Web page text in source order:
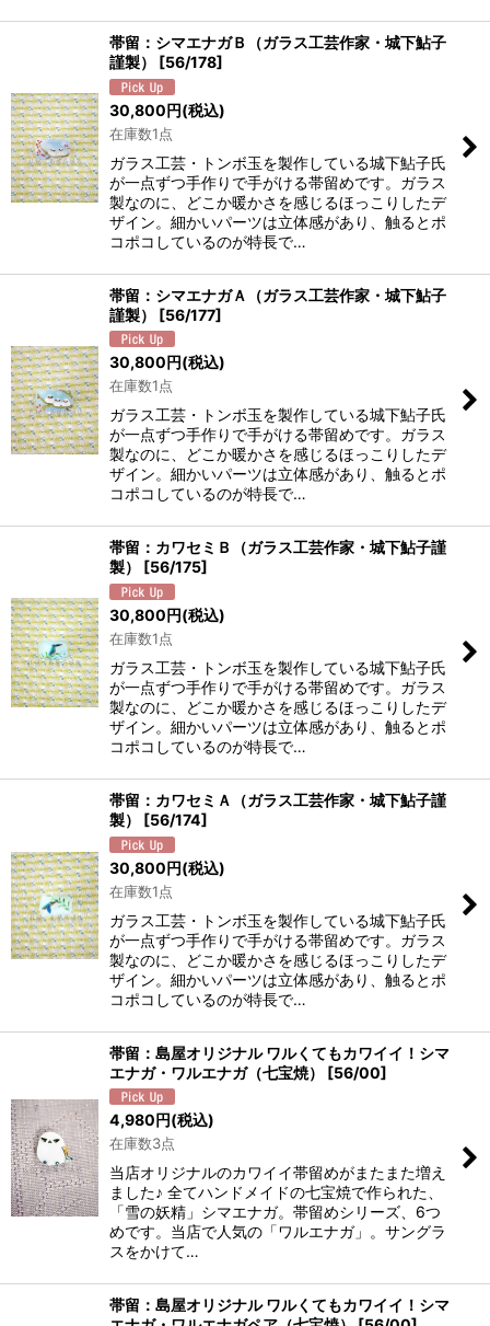
帯留：シマエナガＢ（ガラス工芸作家・城下鮎子
謹製）
[56/178]
30,800円(税込)
在庫数1点
ガラス工芸・トンボ玉を製作している城下鮎子氏
が一点ずつ手作りで手がける帯留めです。ガラス
製なのに、どこか暖かさを感じるほっこりしたデ
ザイン。細かいパーツは立体感があり、触るとポ
コポコしているのが特長で…
帯留：シマエナガＡ（ガラス工芸作家・城下鮎子
謹製）
[56/177]
30,800円(税込)
在庫数1点
ガラス工芸・トンボ玉を製作している城下鮎子氏
が一点ずつ手作りで手がける帯留めです。ガラス
製なのに、どこか暖かさを感じるほっこりしたデ
ザイン。細かいパーツは立体感があり、触るとポ
コポコしているのが特長で…
帯留：カワセミＢ（ガラス工芸作家・城下鮎子謹
製）
[56/175]
30,800円(税込)
在庫数1点
ガラス工芸・トンボ玉を製作している城下鮎子氏
が一点ずつ手作りで手がける帯留めです。ガラス
製なのに、どこか暖かさを感じるほっこりしたデ
ザイン。細かいパーツは立体感があり、触るとポ
コポコしているのが特長で…
帯留：カワセミＡ（ガラス工芸作家・城下鮎子謹
製）
[56/174]
30,800円(税込)
在庫数1点
ガラス工芸・トンボ玉を製作している城下鮎子氏
が一点ずつ手作りで手がける帯留めです。ガラス
製なのに、どこか暖かさを感じるほっこりしたデ
ザイン。細かいパーツは立体感があり、触るとポ
コポコしているのが特長で…
帯留：島屋オリジナル ワルくてもカワイイ！シマ
エナガ・ワルエナガ（七宝焼）
[56/00]
4,980円(税込)
在庫数3点
当店オリジナルのカワイイ帯留めがまたまた増え
ました♪ 全てハンドメイドの七宝焼で作られた、
「雪の妖精」シマエナガ。帯留めシリーズ、6つ
めです。当店で人気の「ワルエナガ」。サングラ
スをかけて…
帯留：島屋オリジナル ワルくてもカワイイ！シマ